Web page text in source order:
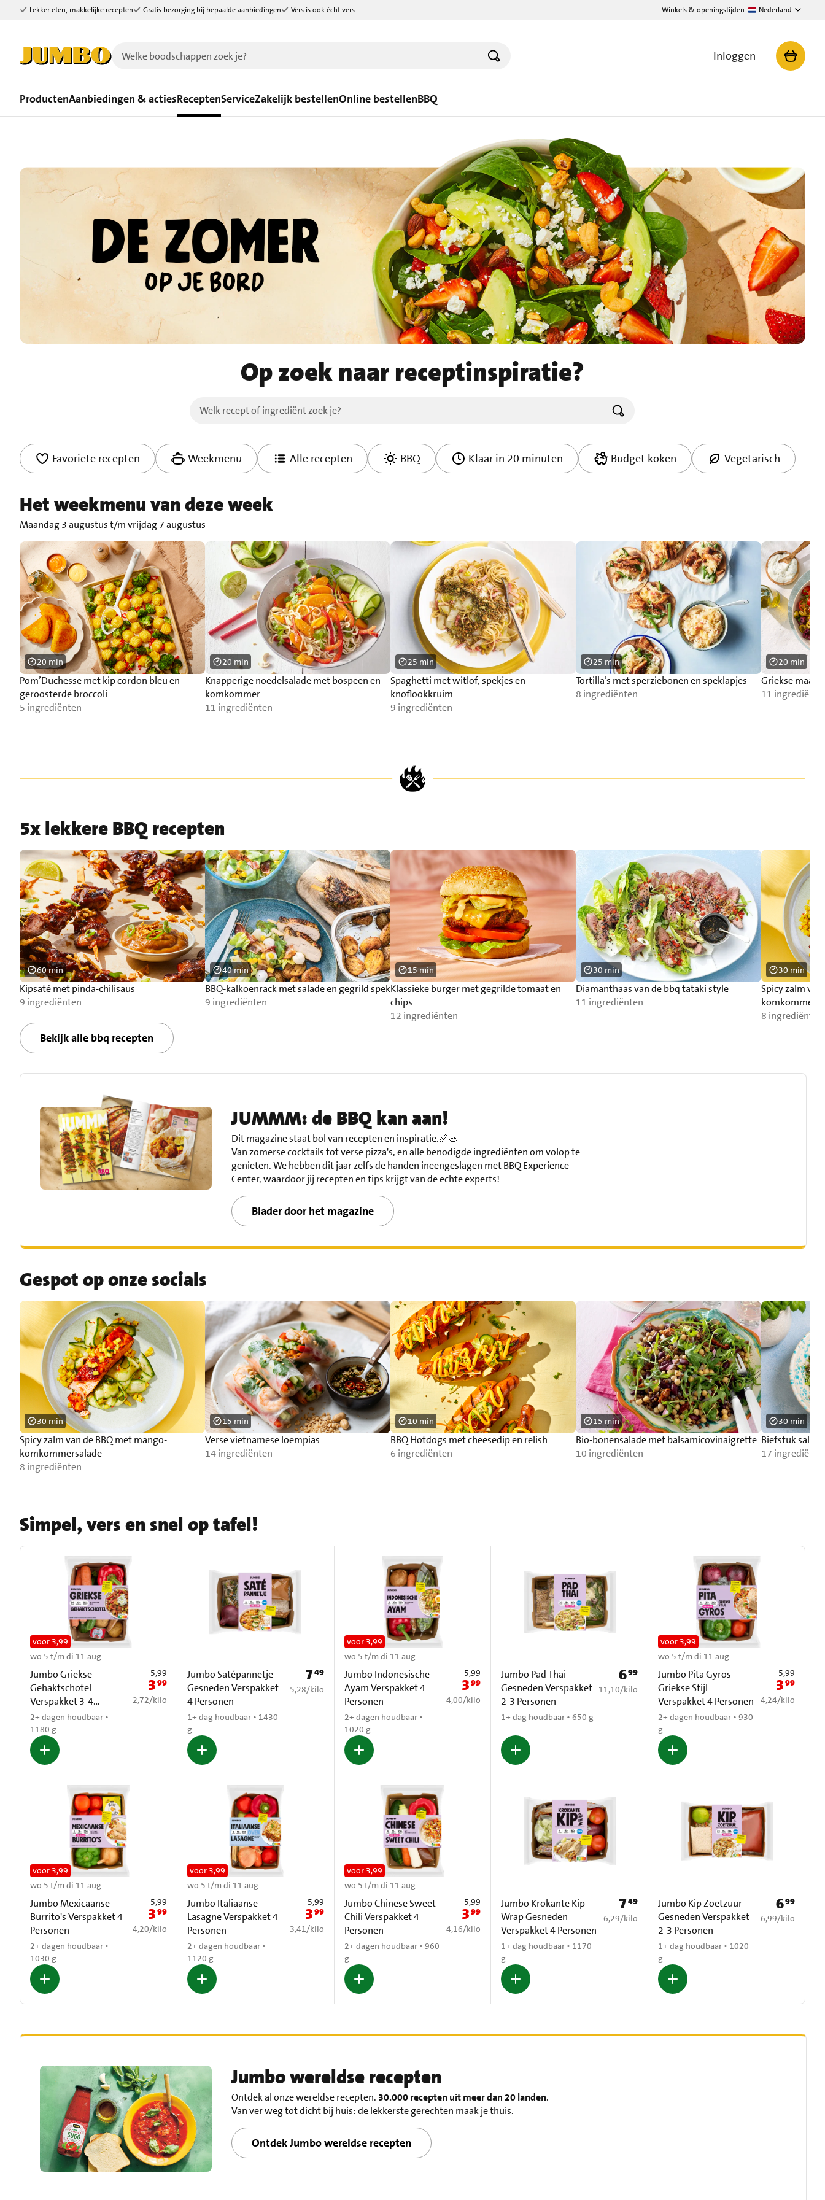
Ga naar zoeken
Ga naar hoofdinhoud
Lekker eten, makkelijke recepten Gratis bezorging bij bepaalde aanbiedingen Vers is ook écht vers Winkels & openingstijden Nederland
Inloggen
ProductenAanbiedingen & actiesReceptenServiceZakelijk bestellenOnline bestellenBBQ
Op zoek naar receptinspiratie?
Favoriete recepten Weekmenu Alle recepten BBQ Klaar in 20 minuten Budget koken Vegetarisch
Het weekmenu van deze week
Maandag 3 augustus t/m vrijdag 7 augustus
Pom’Duchesse met kip cordon bleu en
geroosterde broccoli
5 ingrediënten
20 min
Knapperige noedelsalade met bospeen en
komkommer
11 ingrediënten
20 min
Spaghetti met witlof, spekjes en
knoflookkruim
9 ingrediënten
25 min
Tortilla’s met sperziebonen en speklapjes
8 ingrediënten
25 min
Griekse
11
20 min
5x lekkere BBQ recepten
Kipsaté met pinda-chilisaus
9 ingrediënten
60 min
BBQ-kalkoenrack met salade en gegrild spek
9 ingrediënten
40 min
Klassieke burger met gegrilde tomaat en
chips
12 ingrediënten
15 min
Diamanthaas van de bbq tataki style
11 ingrediënten
30 min
Spicy zalm
8 ingrediënten
30 min
Bekijk alle bbq recepten
JUMMM: de BBQ kan aan!
Dit magazine staat bol van recepten en inspiratie.🍖🥗
Van zomerse cocktails tot verse pizza's, en alle benodigde ingrediënten om volop te
genieten. We hebben dit jaar zelfs de handen ineengeslagen met BBQ Experience
Center, waardoor jij recepten en tips krijgt van de echte experts!
Blader door het magazine
Gespot op onze socials
Spicy zalm van de BBQ met mango-
komkommersalade
8 ingrediënten
30 min
Verse vietnamese loempias
14 ingrediënten
15 min
BBQ Hotdogs met cheesedip en relish
6 ingrediënten
10 min
Bio-bonensalade met balsamicovinaigrette
10 ingrediënten
15 min
Biefstuk salade
17
30 min
Simpel, vers en snel op tafel!
Jumbo Griekse
Gehaktschotel
Verspakket 3-4
Personen
2+ dagen houdbaar •
1180 g
voor 3,99
wo 5 t/m di 11 aug
Oude prijs: € 5,99
5,99
Nieuwe prijs: € 3,99
399
€ 2,72 per kilo
2,72/kilo
Jumbo Satépannetje
Gesneden Verspakket
4 Personen
1+ dag houdbaar • 1430
g
Prijs: € 7,49
749
€ 5,28 per kilo
5,28/kilo
Jumbo Indonesische
Ayam Verspakket 4
Personen
2+ dagen houdbaar •
1020 g
voor 3,99
wo 5 t/m di 11 aug
Oude prijs: € 5,99
5,99
Nieuwe prijs: € 3,99
399
€ 4,00 per kilo
4,00/kilo
Jumbo Pad Thai
Gesneden Verspakket
2-3 Personen
1+ dag houdbaar • 650 g
Prijs: € 6,99
699
€ 11,10 per kilo
11,10/kilo
Jumbo Pita Gyros
Griekse Stijl
Verspakket 4 Personen
2+ dagen houdbaar • 930
g
voor 3,99
wo 5 t/m di 11 aug
Oude prijs: €
5,99
Nieuwe
399
€ 4,24 per kilo
4,24/kilo
Jumbo Mexicaanse
Burrito's Verspakket 4
Personen
2+ dagen houdbaar •
1030 g
voor 3,99
wo 5 t/m di 11 aug
Oude prijs: € 5,99
5,99
Nieuwe prijs: € 3,99
399
€ 4,20 per kilo
4,20/kilo
Jumbo Italiaanse
Lasagne Verspakket 4
Personen
2+ dagen houdbaar •
1120 g
voor 3,99
wo 5 t/m di 11 aug
Oude prijs: € 5,99
5,99
Nieuwe prijs: € 3,99
399
€ 3,41 per kilo
3,41/kilo
Jumbo Chinese Sweet
Chili Verspakket 4
Personen
2+ dagen houdbaar • 960
g
voor 3,99
wo 5 t/m di 11 aug
Oude prijs: € 5,99
5,99
Nieuwe prijs: € 3,99
399
€ 4,16 per kilo
4,16/kilo
Jumbo Krokante Kip
Wrap Gesneden
Verspakket 4 Personen
1+ dag houdbaar • 1170
g
Prijs: € 7,49
749
€ 6,29 per kilo
6,29/kilo
Jumbo Kip Zoetzuur
Gesneden Verspakket
2-3 Personen
1+ dag houdbaar • 1020
g
Prijs: € 6,99
699
€ 6,99 per kilo
6,99/kilo
Jumbo wereldse recepten
Ontdek al onze wereldse recepten. 30.000 recepten uit meer dan 20 landen.
Van ver weg tot dicht bij huis: de lekkerste gerechten maak je thuis.
Ontdek Jumbo wereldse recepten